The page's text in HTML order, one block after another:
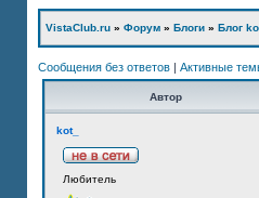
VistaClub.ru » Форум » Блоги » Блог
Сообщения без ответов | Активные
Автор
kot_
Любитель